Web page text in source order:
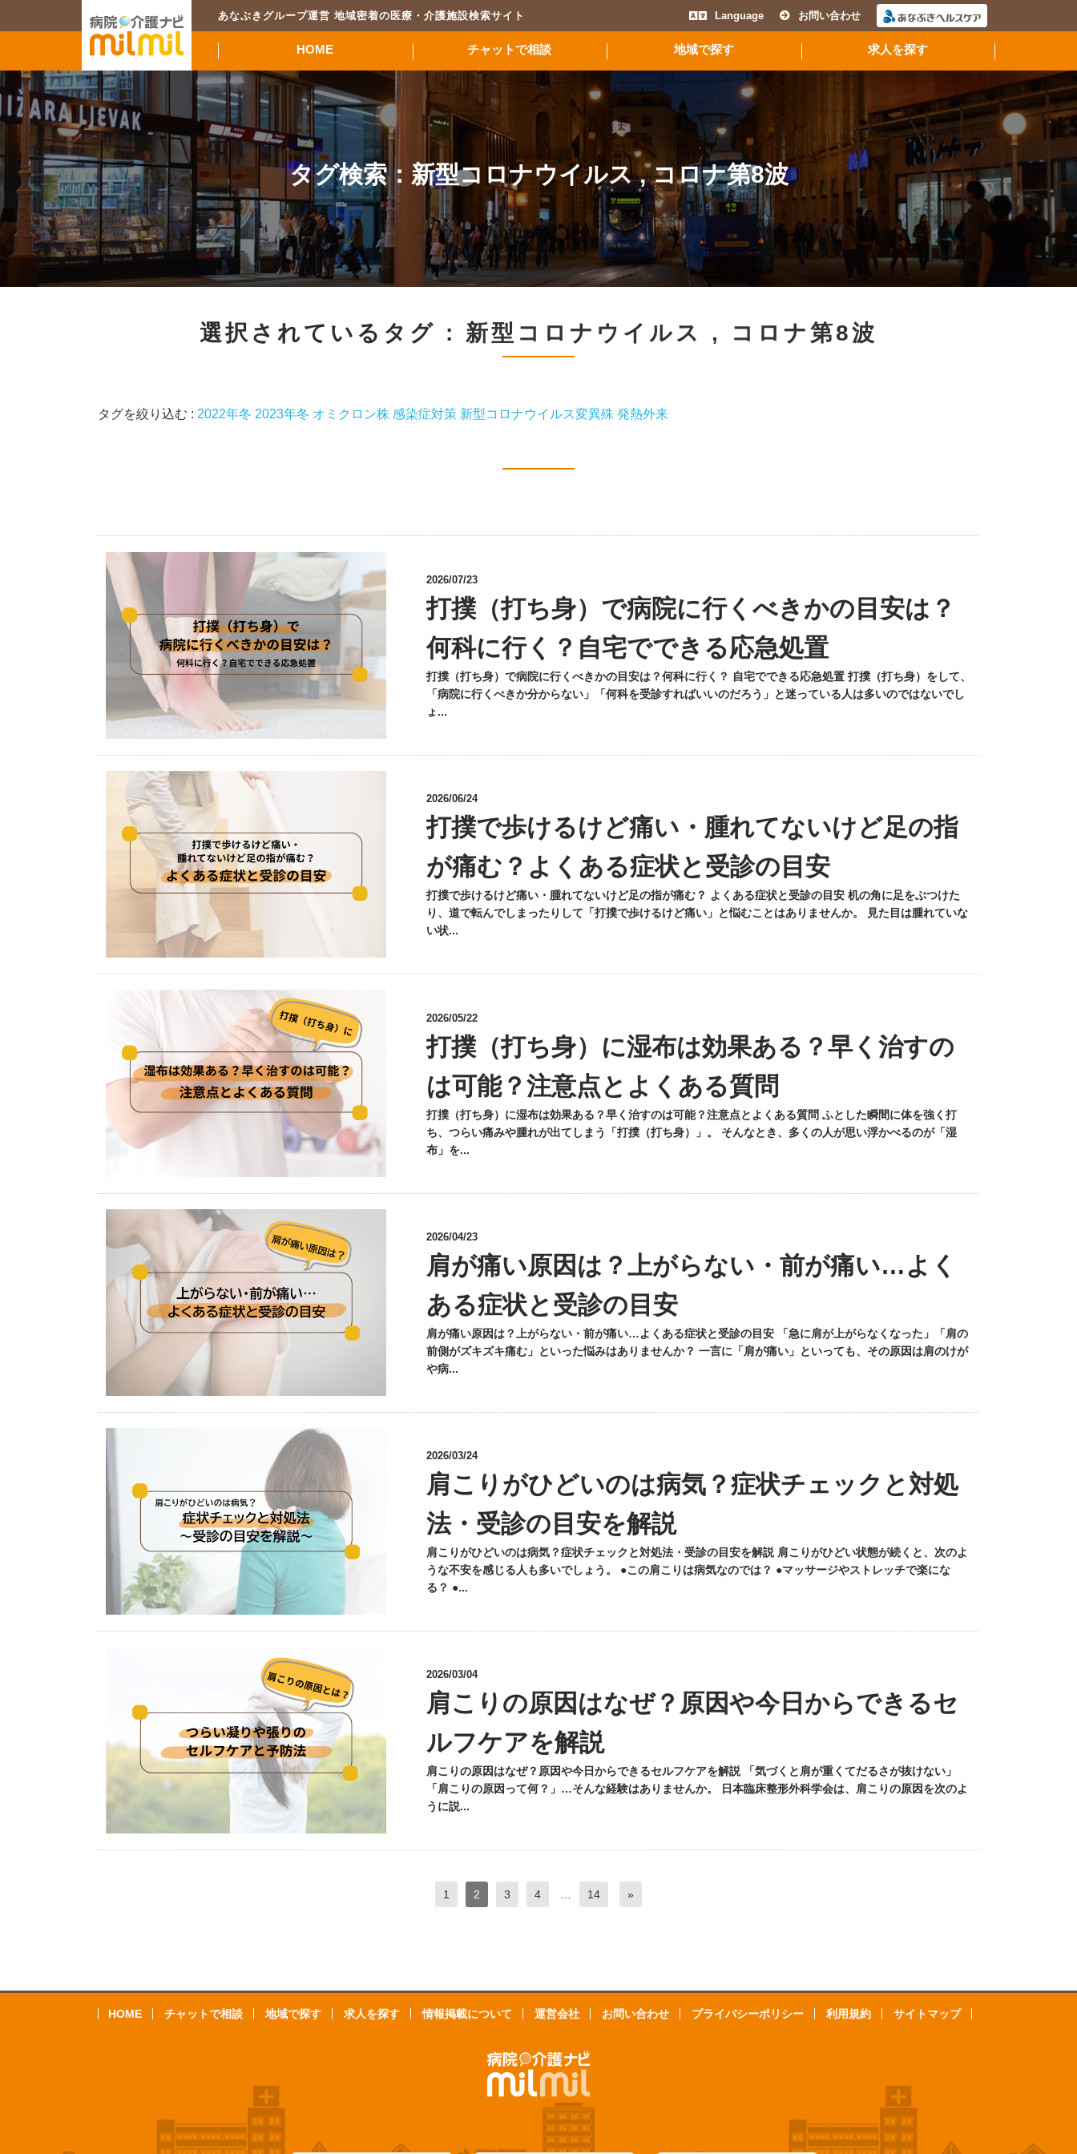
あなぶきグループ運営 地域密着の医療・介護施設検索サイト Language お問い合わせ
HOME チャットで相談 地域で探す 求人を探す
タグ検索： 新型コロナウイルス,コロナ第8波
選択されているタグ : 新型コロナウイルス , コロナ第8波
タグを絞り込む : 2022年冬 2023年冬 オミクロン株 感染症対策 新型コロナウイルス変異殊 発熱外来
2026/07/23
打撲（打ち身）で病院に行くべきかの目安は？
何科に行く？自宅でできる応急処置
打撲（打ち身）で病院に行くべきかの目安は？何科に行く？ 自宅でできる応急処置 打撲（打ち身）をして、
「病院に行くべきか分からない」「何科を受診すればいいのだろう」と迷っている人は多いのではないでし
ょ...
2026/06/24
打撲で歩けるけど痛い・腫れてないけど足の指
が痛む？よくある症状と受診の目安
打撲で歩けるけど痛い・腫れてないけど足の指が痛む？ よくある症状と受診の目安 机の角に足をぶつけた
り、道で転んでしまったりして「打撲で歩けるけど痛い」と悩むことはありませんか。 見た目は腫れていな
い状...
2026/05/22
打撲（打ち身）に湿布は効果ある？早く治すの
は可能？注意点とよくある質問
打撲（打ち身）に湿布は効果ある？早く治すのは可能？注意点とよくある質問 ふとした瞬間に体を強く打
ち、つらい痛みや腫れが出てしまう「打撲（打ち身）」。 そんなとき、多くの人が思い浮かべるのが「湿
布」を...
2026/04/23
肩が痛い原因は？上がらない・前が痛い…よく
ある症状と受診の目安
肩が痛い原因は？上がらない・前が痛い…よくある症状と受診の目安 「急に肩が上がらなくなった」「肩の
前側がズキズキ痛む」といった悩みはありませんか？ 一言に「肩が痛い」といっても、その原因は肩のけが
や病...
2026/03/24
肩こりがひどいのは病気？症状チェックと対処
法・受診の目安を解説
肩こりがひどいのは病気？症状チェックと対処法・受診の目安を解説 肩こりがひどい状態が続くと、次のよ
うな不安を感じる人も多いでしょう。 ●この肩こりは病気なのでは？ ●マッサージやストレッチで楽にな
る？ ●...
2026/03/04
肩こりの原因はなぜ？原因や今日からできるセ
ルフケアを解説
肩こりの原因はなぜ？原因や今日からできるセルフケアを解説 「気づくと肩が重くてだるさが抜けない」
「肩こりの原因って何？」…そんな経験はありませんか。 日本臨床整形外科学会は、肩こりの原因を次のよ
うに説...
1 2 3 4 … 14 »
HOME チャットで相談 地域で探す 求人を探す 情報掲載について 運営会社 お問い合わせ プライバシーポリシー 利用規約 サイトマップ